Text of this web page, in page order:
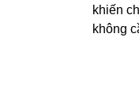
khiến
không